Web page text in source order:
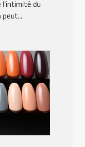
l'intimité du